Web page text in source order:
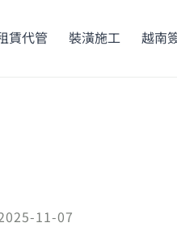
賃代管 裝潢施工 越南
11-07